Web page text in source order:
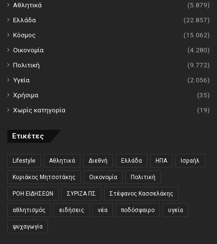
Αθλητικά
(5.879)
Ελλάδα
(22.857)
Κόσμος
(15.062)
Οικονομία
(4.280)
Πολιτική
(9.772)
Υγεία
(2.056)
Χρήσιμα
(35)
Χωρίς κατηγορία
(19)
Ετικέτες
Lifestyle Αθλητικά Διεθνή Ελλάδα ΗΠΑ Ισραήλ
Κυριάκος Μητσοτάκης Οικονομία Πολιτική
ΡΟΗ ΕΙΔΗΣΕΩΝ ΣΥΡΙΖΑ ΠΣ Στέφανος Κασσελάκης
αθλητισμός ειδήσεις νέα ποδόσφαιρο υγεία
ψυχαγωγία